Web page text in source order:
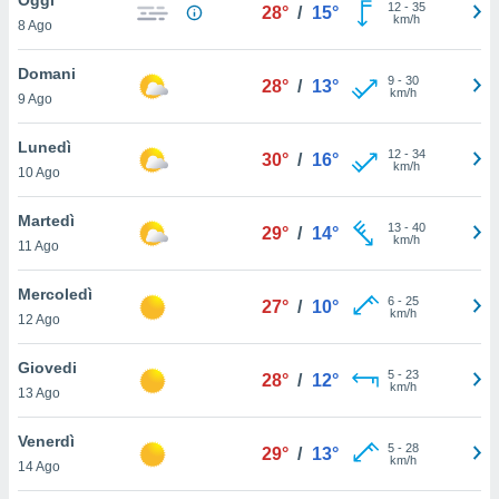
è
al sito
di
ci
di
il
un
la
nella
8 Ago
28° / 15° 12- 35
km/h
Domani
9 Ago
28° / 13° 9- 30
km/h
Lunedì
10 Ago
30° / 16° 12- 34
km/h
Martedì
11 Ago
29° / 14° 13- 40
km/h
Mercoledì
12 Ago
27° / 10° 6- 25
km/h
Giovedi
13 Ago
28° / 12° 5- 23
km/h
Venerdì
14 Ago
29° / 13° 5- 28
km/h